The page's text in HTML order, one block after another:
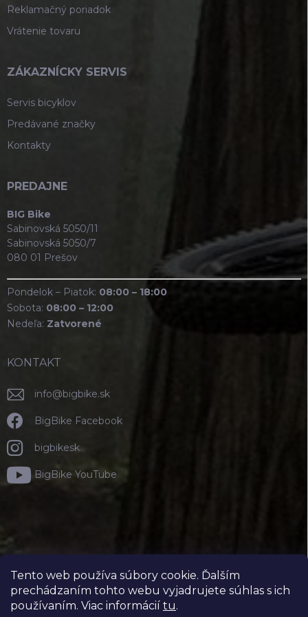
Tento web používa súbory cookie. Ďalším
prechádzaním tohto webu vyjadrujete súhlas s ich
používaním. Viac informácií tu.
Reklamačný poriadok
Vrátenie tovaru
ZÁKAZNÍCKY SERVIS
Servis bicyklov
Predávané značky
Kontakty
PREDAJNE
BIG Bike
Sabinovská 5050/11
Sabinovská 5050/7
080 01 Prešov
Pondelok – Piatok: 08:00 – 18:00
Sobota: 08:00 – 12:00
Nedeľa: Zatvorené
KONTAKT
info@bigbike.sk
BigBike Facebook
bigbikesk
BigBike YouTube